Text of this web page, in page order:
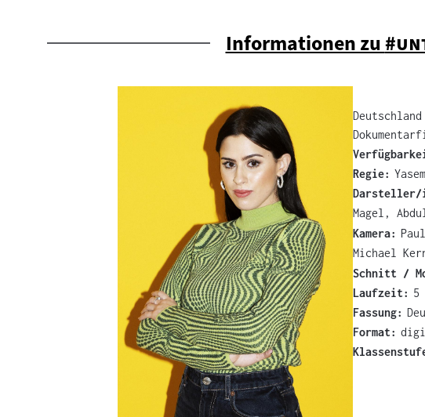
Informationen zu "
Deutschland
Regie:
Darsteller/
Magel,
Kamera:
Michael
Schnitt /
Laufzeit: 5
Fassung:
Format: